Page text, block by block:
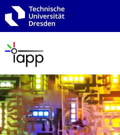
Zur Hauptnavigation springen
Zur Suche springen
Zum Inhalt springen